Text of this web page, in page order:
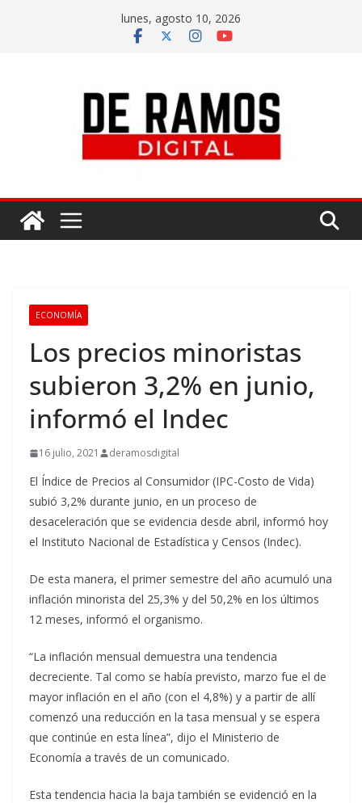
lunes, agosto 10, 2026
ECONOMÍA
Los precios minoristas
subieron 3,2% en junio,
informó el Indec
16 julio, 2021 deramosdigital
El Índice de Precios al Consumidor (IPC-Costo de Vida)
subió 3,2% durante junio, en un proceso de
desaceleración que se evidencia desde abril, informó hoy
el Instituto Nacional de Estadística y Censos (Indec).
De esta manera, el primer semestre del año acumuló una
inflación minorista del 25,3% y del 50,2% en los últimos
12 meses, informó el organismo.
“La inflación mensual demuestra una tendencia
decreciente. Tal como se había previsto, marzo fue el de
mayor inflación en el año (con el 4,8%) y a partir de allí
comenzó una reducción en la tasa mensual y se espera
que continúe en esta línea”, dijo el Ministerio de
Economía a través de un comunicado.
Esta tendencia hacia la baja también se evidenció en la